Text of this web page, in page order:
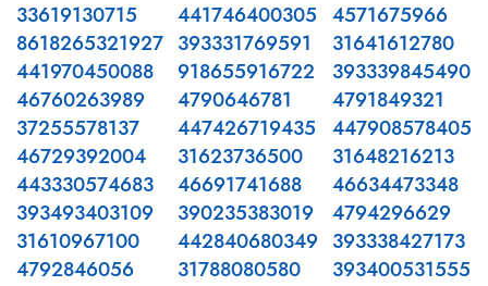
33619130715
8618265321927
441970450088
46760263989
37255578137
46729392004
443330574683
393493403109
31610967100
4792846056
441746400305
393331769591
918655916722
4790646781
447426719435
31623736500
46691741688
390235383019
442840680349
31788080580
4571675966
31641612780
393339845490
4791849321
447908578405
31648216213
46634473348
4794296629
393338427173
393400531555